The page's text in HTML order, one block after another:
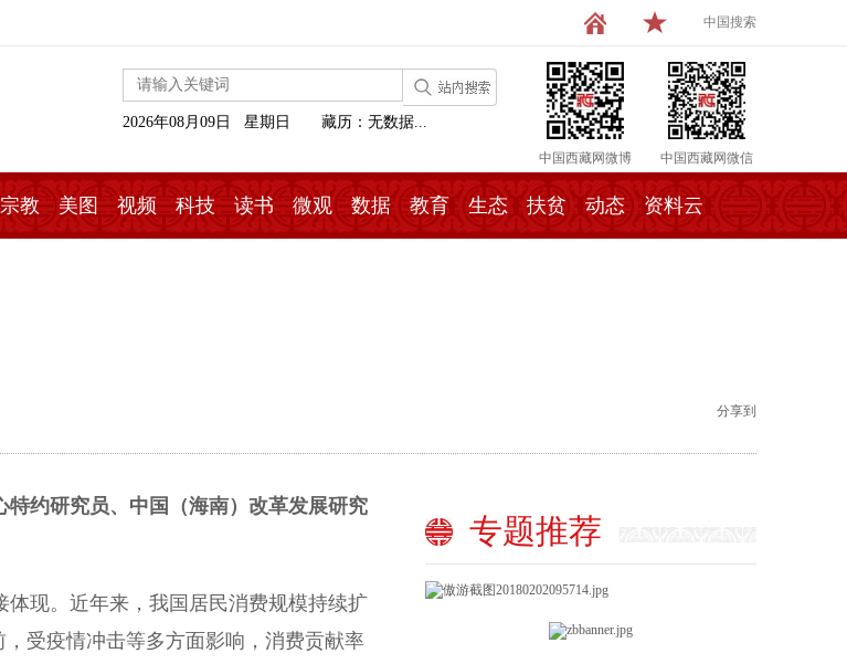
中国搜索
中国西藏网微博 中国西藏网微信
2026年08月09日 星期日 藏历：无数据...
宗教 美图 视频 科技 读书 微观 数据 教育 生态 扶贫 动态 资料云
分享到
约研究员、中国（海南）改革发展研究
现。近年来，我国居民消费规模持续扩
受疫情冲击等多方面影响，消费贡献率
专题推荐